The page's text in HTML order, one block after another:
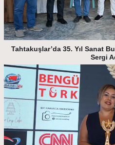
Tahtakuşlar’da 35. Yıl Sanat
Sergi